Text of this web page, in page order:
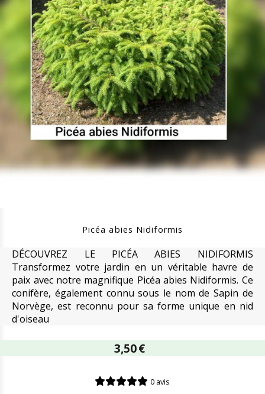
Picéa abies Nidiformis
DÉCOUVREZ LE PICÉA ABIES NIDIFORMIS
Transformez votre jardin en un véritable havre de
paix avec notre magnifique Picéa abies Nidiformis. Ce
conifère, également connu sous le nom de Sapin de
Norvège, est reconnu pour sa forme unique en nid
d'oiseau
3,50€
0 avis